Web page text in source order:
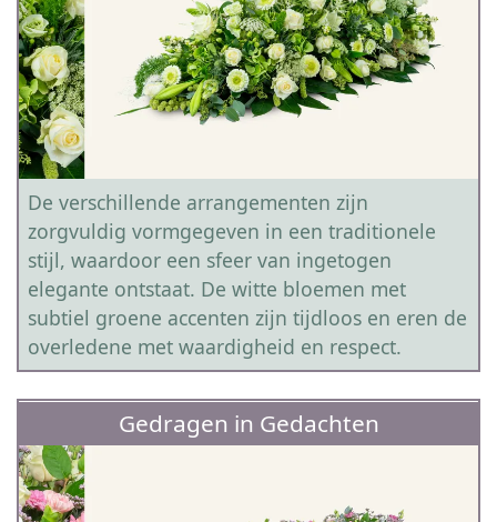
De verschillende arrangementen zijn
zorgvuldig vormgegeven in een traditionele
stijl, waardoor een sfeer van ingetogen
elegante ontstaat. De witte bloemen met
subtiel groene accenten zijn tijdloos en eren de
overledene met waardigheid en respect.
Gedragen in Gedachten